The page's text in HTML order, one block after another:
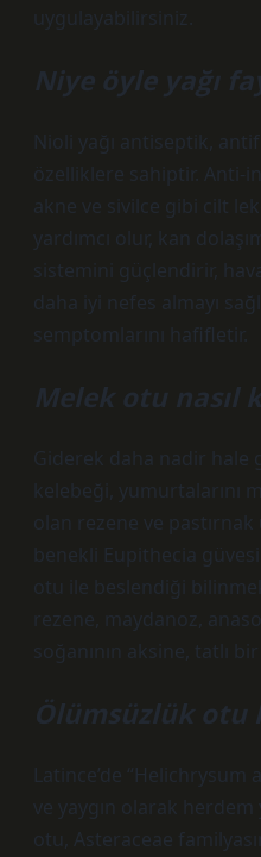
uygulayabilirsiniz.
Niye öyle yağı
Nioli yağı antiseptik,
özelliklere sahiptir. Anti-
akne ve sivilce gibi cilt
yardımcı olur, kan
sistemini güçlendirir,
daha iyi nefes almayı
semptomlarını hafifletir.
Melek otu nasıl
Giderek daha nadir hale
kelebeği, yumurtalarını
olan rezene ve pastırnak
benekli Eupithecia
otu ile beslendiği
rezene, maydanoz,
soğanının aksine, tatlı
Ölümsüzlük otu
Latince’de
ve yaygın olarak
otu, Asteraceae